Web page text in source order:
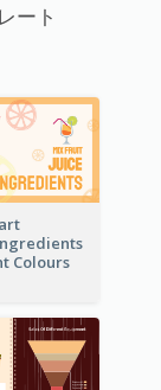
ート
Colours